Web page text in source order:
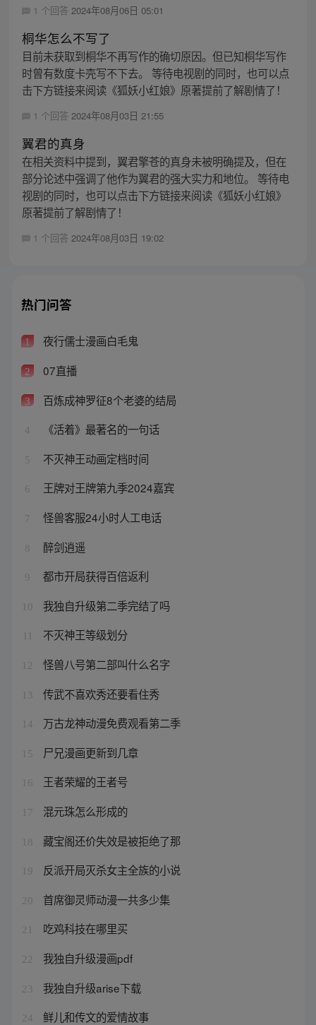
1 个回答 2024年08月06日 05:01
桐华怎么不写了
目前未获取到桐华不再写作的确切原因。但已知桐华写作
时曾有数度卡壳写不下去。 等待电视剧的同时，也可以点
击下方链接来阅读《狐妖小红娘》原著提前了解剧情了！
1 个回答 2024年08月03日 21:55
翼君的真身
在相关资料中提到，翼君擎苍的真身未被明确提及，但在
部分论述中强调了他作为翼君的强大实力和地位。 等待电
视剧的同时，也可以点击下方链接来阅读《狐妖小红娘》
原著提前了解剧情了！
1 个回答 2024年08月03日 19:02
热门问答
1 夜行儒士漫画白毛鬼
2 07直播
3 百炼成神罗征8个老婆的结局
4 《活着》最著名的一句话
5 不灭神王动画定档时间
6 王牌对王牌第九季2024嘉宾
7 怪兽客服24小时人工电话
8 醉剑逍遥
9 都市开局获得百倍返利
10 我独自升级第二季完结了吗
不灭神王等级划分
12 怪兽八号第二部叫什么名字
13 传武不喜欢秀还要看住秀
14 万古龙神动漫免费观看第二季
15 尸兄漫画更新到几章
16 王者荣耀的王者号
17 混元珠怎么形成的
18 藏宝阁还价失效是被拒绝了那
19 反派开局灭杀女主全族的小说
20 首席御灵师动漫一共多少集
21 吃鸡科技在哪里买
22 我独自升级漫画pdf
23 我独自升级arise下载
24 鲜儿和传文的爱情故事